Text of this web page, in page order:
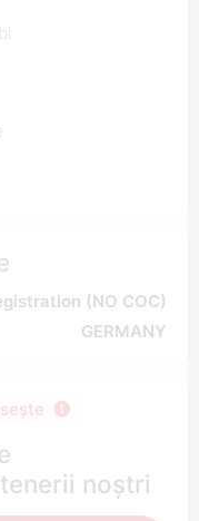
(NO COC)
GERMANY
noștri